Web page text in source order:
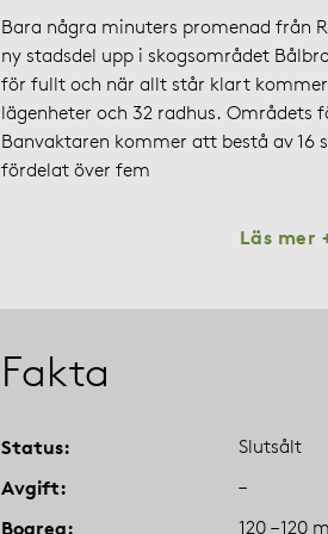
Bara några minuters promenad från
ny stadsdel upp i skogsområdet
för fullt och när allt står klart
lägenheter och 32 radhus. Områdets
Banvaktaren kommer att bestå av 16
fördelat över fem
Läs mer
Fakta
Status Slutsålt
Avgift –
Boarea 120 – 120